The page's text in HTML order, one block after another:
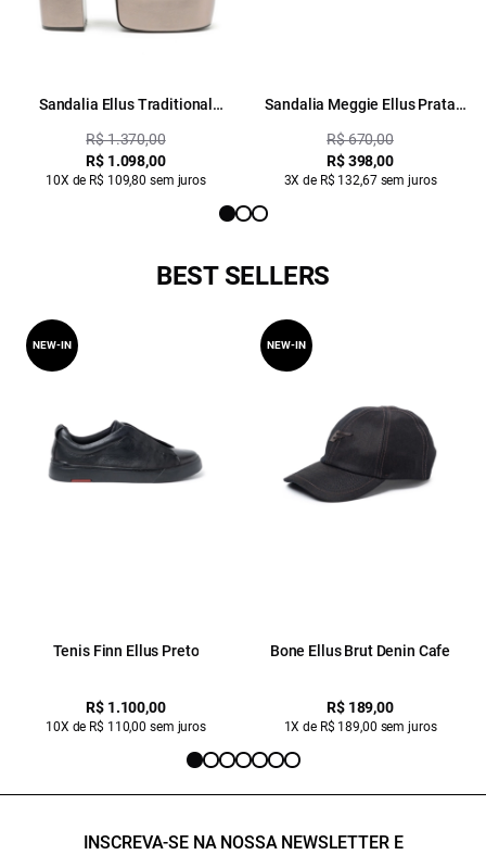
Sandalia Ellus Traditional
R$ 1.370,00
R$ 1.098,00
10X de R$ 109,80 sem juros
Sandalia Meggie Ellus Prata
R$ 670,00
R$ 398,00
3X de R$ 132,67 sem juros
BEST SELLERS
Tenis Finn Ellus Preto
R$ 1.100,00
10X de R$ 110,00 sem juros
NEW-IN
Bone Ellus Brut Denin Cafe
R$ 189,00
1X de R$ 189,00 sem juros
NEW-IN
INSCREVA-SE NA NOSSA NEWSLETTER E